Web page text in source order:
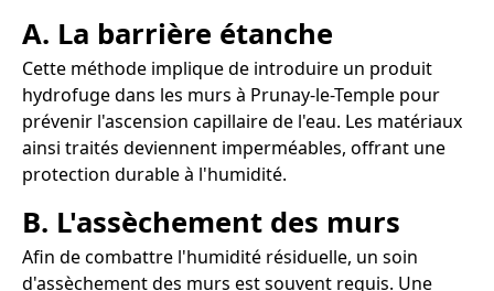
A. La barrière étanche
Cette méthode implique de introduire un produit
hydrofuge dans les murs à Prunay-le-Temple pour
prévenir l'ascension capillaire de l'eau. Les matériaux
ainsi traités deviennent imperméables, offrant une
protection durable à l'humidité.
B. L'assèchement des murs
Afin de combattre l'humidité résiduelle, un soin
d'assèchement des murs est souvent requis. Une